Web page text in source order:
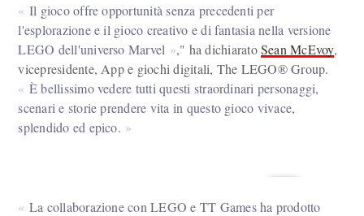
Il gioco offre opportunità senza precedenti per
l'esplorazione e il gioco creativo e di fantasia nella versione
LEGO dell'universo Marvel
," ha dichiaratoSean McEvoy,
vicepresidente, App e giochi digitali, The LEGO® Group.
È bellissimo vedere tutti questi straordinari personaggi,
scenari e storie prendere vita in questo gioco vivace,
splendido ed epico.
La collaborazione con LEGO e TT Games ha prodotto